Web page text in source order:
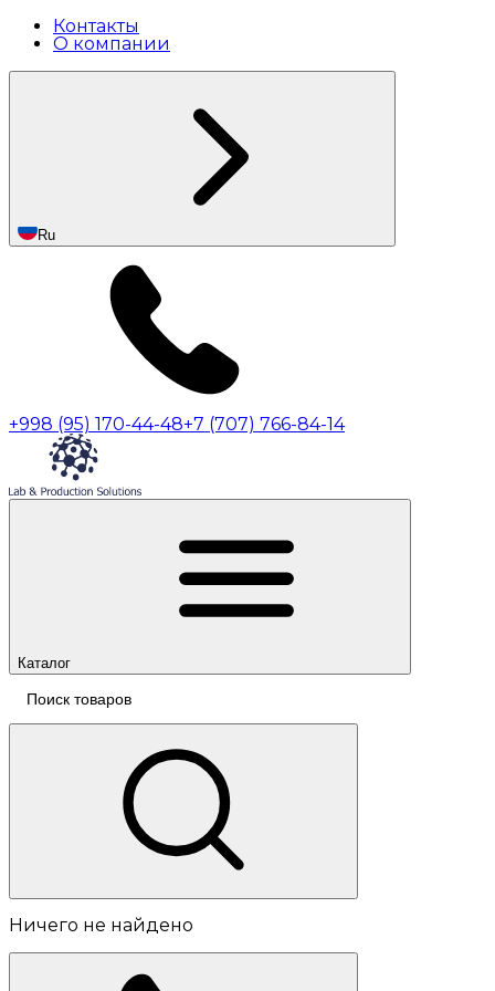
Контакты
О компании
Ru
+998 (95) 170-44-48+7 (707) 766-84-14
Каталог
Ничего не найдено